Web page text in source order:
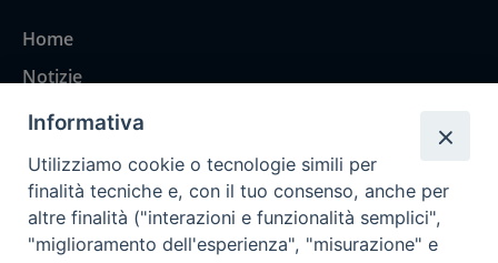
Home
Notizie
Rubriche
Chi siamo
Come abbonarsi
Contatti
Informativa
Utilizziamo cookie o tecnologie simili per
finalità tecniche e, con il tuo consenso, anche per
altre finalità ("interazioni e funzionalità semplici",
"miglioramento dell'esperienza", "misurazione" e